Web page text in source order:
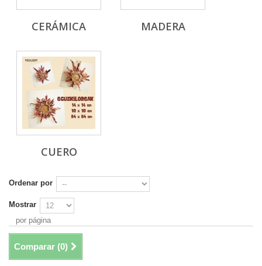
CERÁMICA MADERA
CUERO
Ordenar por
Mostrar
por página
Comparar (0)